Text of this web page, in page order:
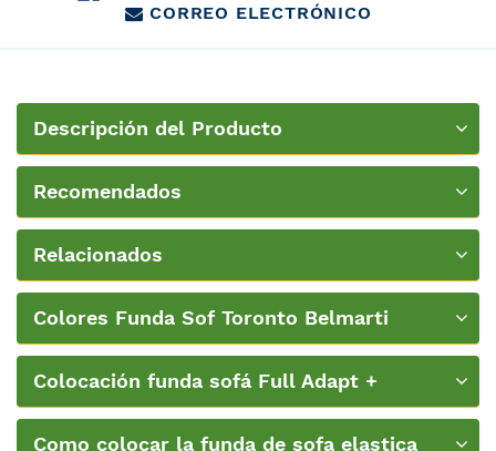
CORREO ELECTRÓNICO
Descripción del Producto
Recomendados
Relacionados
Colores Funda Sof Toronto Belmarti
Colocación funda sofá Full Adapt +
Como colocar la funda de sofa elastica